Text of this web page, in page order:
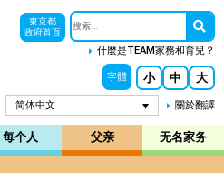
東京都
政府首頁
什麼是TEAM家務和育兒？
字體 小 中 大
简体中文 關於翻譯
每个人 父亲 无名家务